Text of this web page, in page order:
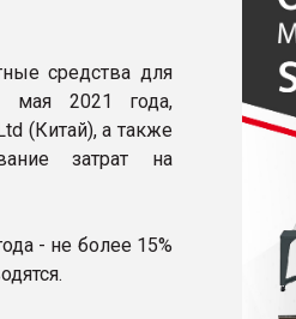
средства для
мая 2021 года,
(Китай), а также
затрат на
- не более 15%